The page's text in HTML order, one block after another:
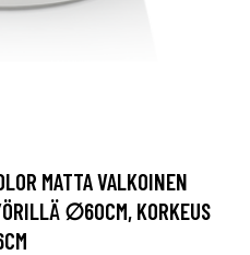
MATTA VALKOINEN
∅60CM, KORKEUS